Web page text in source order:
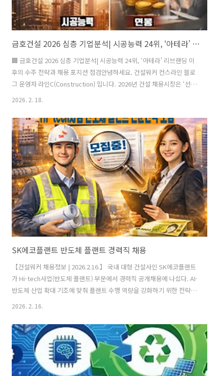
금호건설 2026 심층 기업분석| 시공능력 24위, ‘아테라’ 리브랜딩 이후의 수주 전략과 채용 포지션 점검
🏢 금호건설 2026 심층 기업분석| 시공능력 24위, ‘아테라’ 리브랜딩 이
후의 수주 전략과 채용 포지션 점검안녕하세요. 건설워커 컨스라인 블로
그 운영자 라인C(Construction) 입니다. 2026년 건설 채용시장은 ‘선별
리뉴얼과 수익성 중심 사업 포트폴리오 재편을 병행하고 있습니다. 이번
리포트는 단순 기업정보 나열이 아닌,✔ 재무·시평 데이터의 의미✔ 브
랜드 전략의 방향성✔ 채용에서 선호하는 인재상과 실질 경쟁력을 중심
으로 분석합니다.1️⃣ 기업 위상: 숫자로 보는 금호건설 현재 위치설립:
1972년코스피 상장: 1976년2024년 매출: 약 1조9천..
2026. 2. 18.
SK에코플랜트 반도체 플랜트 경력직 채용
【건설워커 채용정보 | 2026.2.16.】 국내 대형 건설사인 SK에코플랜트
가 Hi-tech사업(반도체 플랜트) 부문에서 경력직 공개채용에 나섰다. AI·
반도체 산업 확대 기조에 맞춰 플랜트 수행 역량을 강화하기 위한 전략
채용이다. 메가 프로젝트 및 해외 PJT 참여 가능성이 제시되면서 업계 경
수행 경험자를 중심으로 아래 직무에서 진행된다.■ 설계 (정규직)건축·
전기·설비(HVAC)·배관·계장·소방·BIM기본/상세설계, VE·원가최적화,
Plot Plan, 설계 Coordination공종 간 기술 검토 및 현장 이슈 대응✔ 플
랜트 설계 경력 3년 이상✔ 공학계열 학사 이상■ 시공 / 사업관리 (촉탁
직)공정(Schedule)·원가 ..
2026. 2. 16.